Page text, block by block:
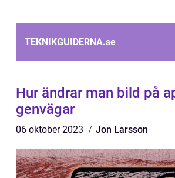
TEKNIKGUIDERNA.se
Hur ändrar man bild på
genvägar
06 oktober 2023 Jon Larsson